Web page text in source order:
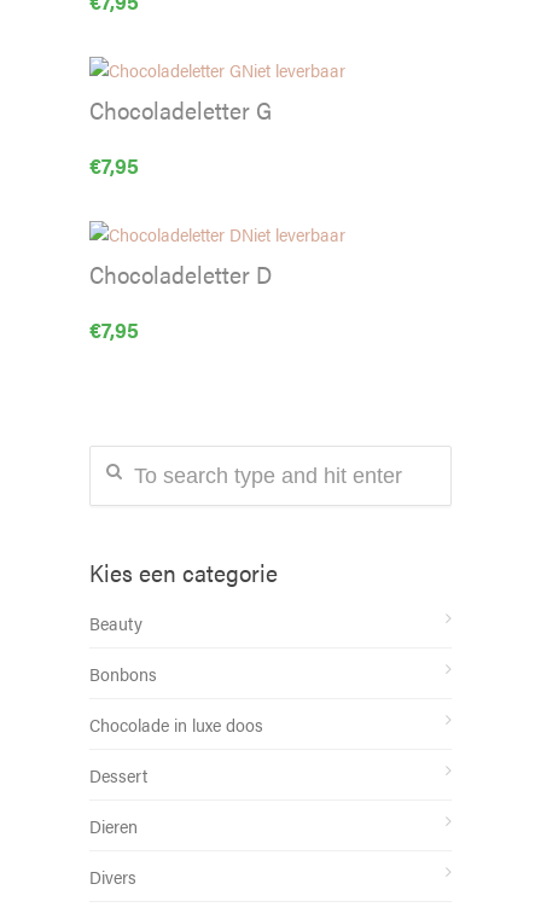
Niet leverbaar
Chocoladeletter G
€7,95
Niet leverbaar
Chocoladeletter D
€7,95
Kies een categorie
Beauty
Bonbons
Chocolade in luxe doos
Dessert
Dieren
Divers